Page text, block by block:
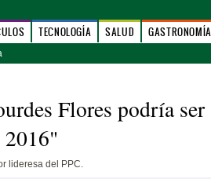
TECNOLOGÍA SALUD GASTRONOMÍA
Flores podría ser
2016"
lideresa del PPC.